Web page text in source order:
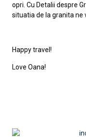
opri. Cu Detalii despre
situatia de la granita ne
Happy travel!
Love Oana!